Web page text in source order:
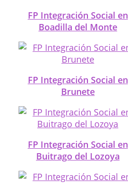
FP Integración Social en
Boadilla del Monte
FP Integración Social en
Brunete
FP Integración Social en
Buitrago del Lozoya